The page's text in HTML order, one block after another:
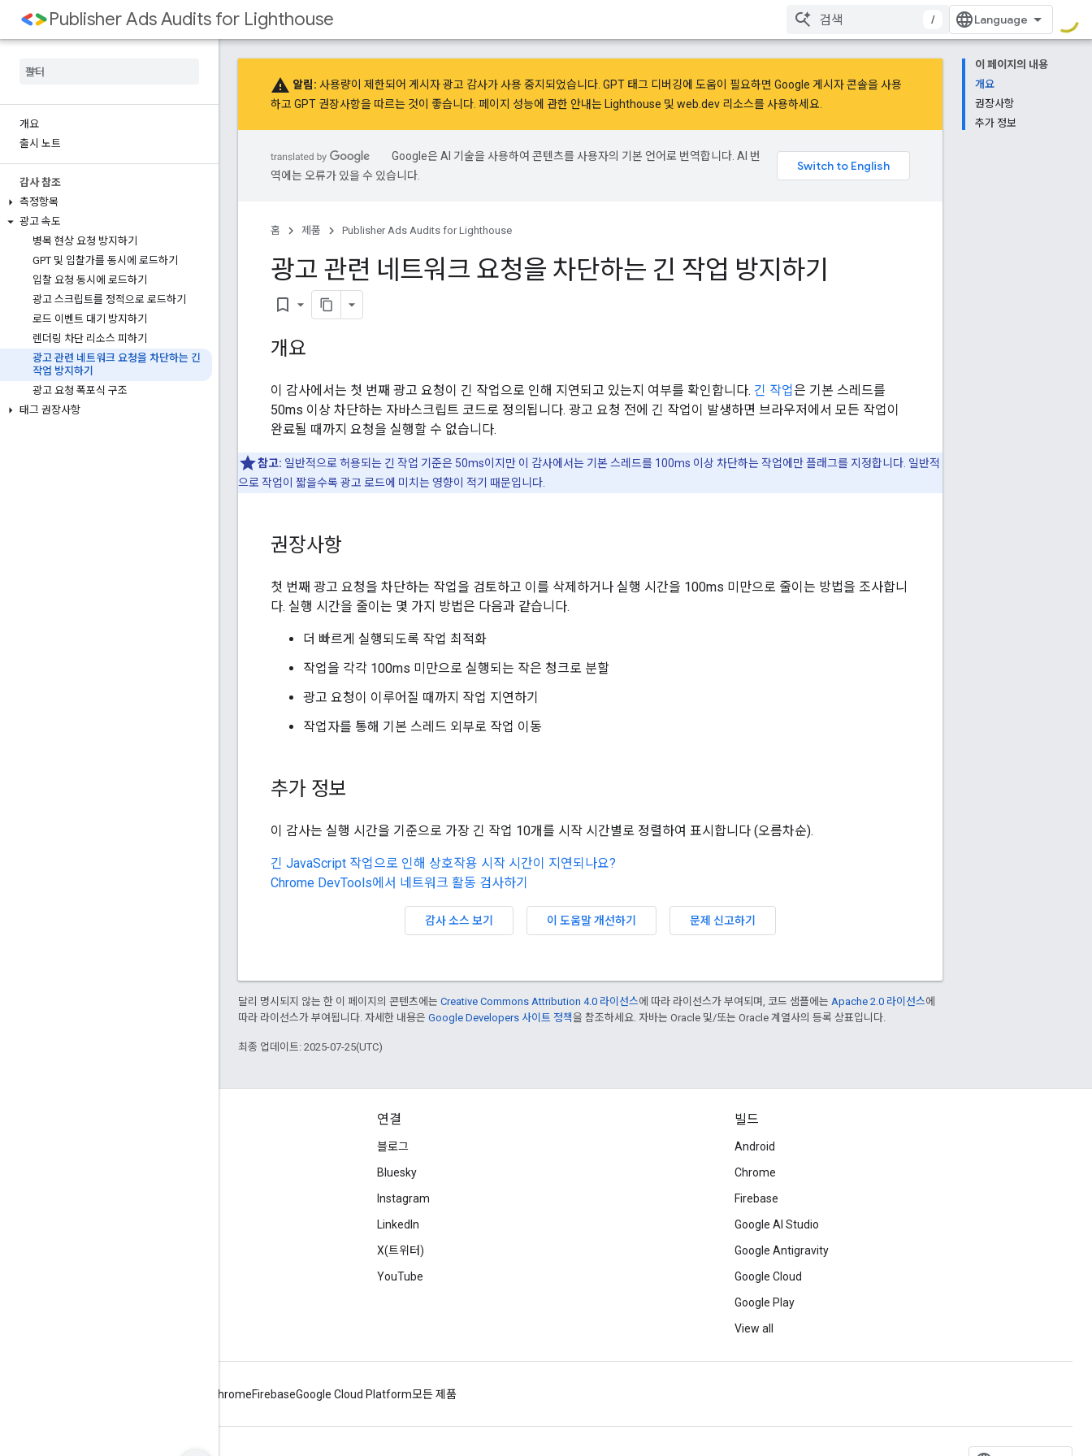
Publisher Ads Audits for Lighthouse /
개요
출시 노트
감사 참조
측정항목
광고 속도
병목 현상 요청 방지하기
GPT 및 입찰가를 동시에 로드하기
입찰 요청 동시에 로드하기
광고 스크립트를 정적으로 로드하기
로드 이벤트 대기 방지하기
렌더링 차단 리소스 피하기
광고 관련 네트워크 요청을 차단하는 긴
작업 방지하기
광고 요청 폭포식 구조
태그 권장사항
이 페이지의 내용
개요
권장사항
추가 정보
warning 알림: 사용량이 제한되어 게시자 광고 감사가 사용 중지되었습니다. GPT 태그 디버깅에 도움이 필요하면 Google 게시자 콘솔을 사용
하고 GPT 권장사항을 따르는 것이 좋습니다. 페이지 성능에 관한 안내는 Lighthouse 및 web.dev 리소스를 사용하세요.
Google은 AI 기술을 사용하여 콘텐츠를 사용자의 기본 언어로 번역합니다. AI 번
역에는 오류가 있을 수 있습니다.
홈 제품 Publisher Ads Audits for Lighthouse
광고 관련 네트워크 요청을 차단하는 긴 작업 방지하기
bookmark_border
개요
이 감사에서는 첫 번째 광고 요청이 긴 작업으로 인해 지연되고 있는지 여부를 확인합니다. 긴 작업은 기본 스레드를
50ms 이상 차단하는 자바스크립트 코드로 정의됩니다. 광고 요청 전에 긴 작업이 발생하면 브라우저에서 모든 작업이
완료될 때까지 요청을 실행할 수 없습니다.
참고: 일반적으로 허용되는 긴 작업 기준은 50ms이지만 이 감사에서는 기본 스레드를 100ms 이상 차단하는 작업에만 플래그를 지정합니다. 일반적
으로 작업이 짧을수록 광고 로드에 미치는 영향이 적기 때문입니다.
권장사항
첫 번째 광고 요청을 차단하는 작업을 검토하고 이를 삭제하거나 실행 시간을 100ms 미만으로 줄이는 방법을 조사합니
다. 실행 시간을 줄이는 몇 가지 방법은 다음과 같습니다.
더 빠르게 실행되도록 작업 최적화
작업을 각각 100ms 미만으로 실행되는 작은 청크로 분할
광고 요청이 이루어질 때까지 작업 지연하기
작업자를 통해 기본 스레드 외부로 작업 이동
추가 정보
이 감사는 실행 시간을 기준으로 가장 긴 작업 10개를 시작 시간별로 정렬하여 표시합니다 (오름차순).
긴 JavaScript 작업으로 인해 상호작용 시작 시간이 지연되나요?
Chrome DevTools에서 네트워크 활동 검사하기
감사 소스 보기 이 도움말 개선하기 문제 신고하기
달리 명시되지 않는 한 이 페이지의 콘텐츠에는 Creative Commons Attribution 4.0 라이선스에 따라 라이선스가 부여되며, 코드 샘플에는 Apache 2.0 라이선스에
따라 라이선스가 부여됩니다. 자세한 내용은 Google Developers 사이트 정책을 참조하세요. 자바는 Oracle 및/또는 Oracle 계열사의 등록 상표입니다.
최종 업데이트: 2025-07-25(UTC)
연결
블로그
Bluesky
Instagram
LinkedIn
X(트위터)
YouTube
빌드
Android
Chrome
Firebase
Google AI Studio
Google Antigravity
Google Cloud
Google Play
View all
ChromeFirebaseGoogle Cloud Platform모든 제품